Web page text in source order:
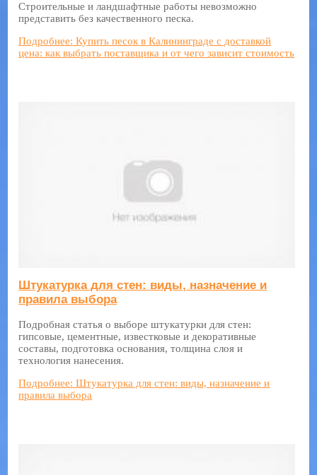
Строительные и ландшафтные работы невозможно
представить без качественного песка.
Подробнее: Купить песок в Калининграде с доставкой
цена: как выбрать поставщика и от чего зависит стоимость
Штукатурка для стен: виды, назначение и
правила выбора
Подробная статья о выборе штукатурки для стен:
гипсовые, цементные, известковые и декоративные
составы, подготовка основания, толщина слоя и
технология нанесения.
Подробнее: Штукатурка для стен: виды, назначение и
правила выбора